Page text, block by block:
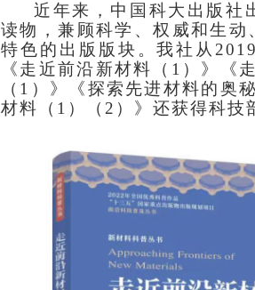
近年来，中国科大出版社
读物，兼顾科学、权威和生
特色的出版版块。我社从
《走近前沿新材料（1）》《
（ 1）》《探索先进材料的奥
材料（ 1）（2）》还获得科技